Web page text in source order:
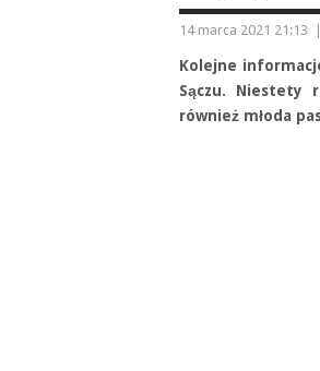
14 marca 2021 21:13
Kolejne
Sączu. Niestety
również młoda